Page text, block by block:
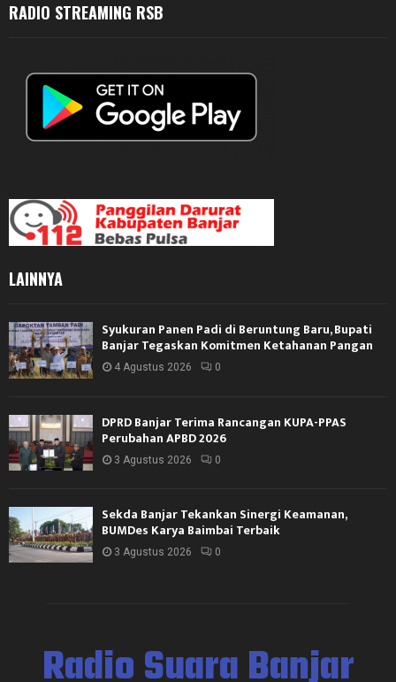
RADIO STREAMING RSB
LAINNYA
Syukuran Panen Padi di Beruntung Baru, Bupati
Banjar Tegaskan Komitmen Ketahanan Pangan
4 Agustus 2026 0
DPRD Banjar Terima Rancangan KUPA-PPAS
Perubahan APBD 2026
3 Agustus 2026 0
Sekda Banjar Tekankan Sinergi Keamanan,
BUMDes Karya Baimbai Terbaik
3 Agustus 2026 0
Radio Suara Banjar